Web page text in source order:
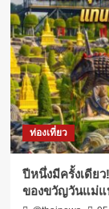
ท่องเที่ยว
ปีหนึ่งมีครั้งเดีย
ของขวัญวันแม่แ